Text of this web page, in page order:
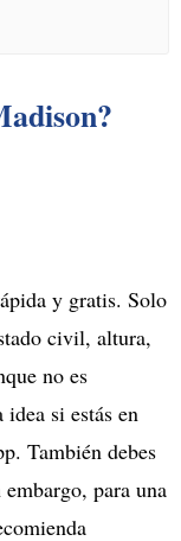
y gratis. Solo
civil, altura,
no es
si estás en
También debes
para una